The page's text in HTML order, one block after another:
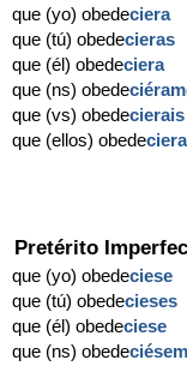
que (yo) obedeciera
que (tú) obedecieras
que (él) obedeciera
que (ns) obede
que (vs) obedecierais
que (ellos) obede
Pretérito
que (yo) obedeciese
que (tú) obedecieses
que (él) obedeciese
que (ns) obede